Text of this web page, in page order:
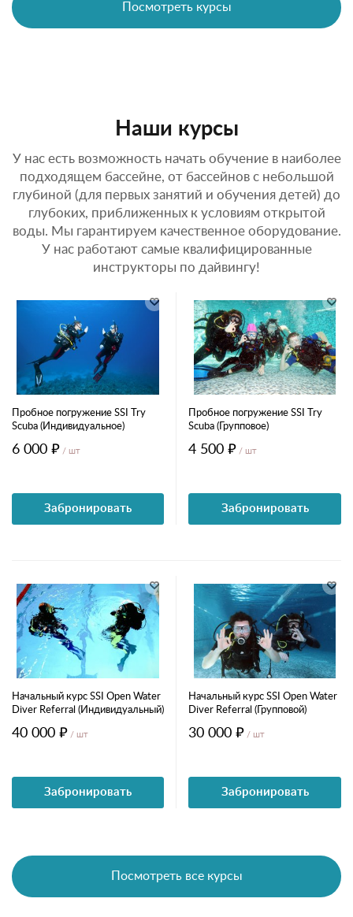
Посмотреть курсы
Наши курсы
У нас есть возможность начать обучение в наиболее
подходящем бассейне, от бассейнов с небольшой
глубиной (для первых занятий и обучения детей) до
глубоких, приближенных к условиям открытой
воды. Мы гарантируем качественное оборудование.
У нас работают самые квалифицированные
инструкторы по дайвингу!
Пробное погружение SSI Try
Scuba (Индивидуальное)
6 000 ₽ / шт
Забронировать
Пробное погружение SSI Try
Scuba (Групповое)
4 500 ₽ / шт
Забронировать
Начальный курс SSI Open Water
Diver Referral (Индивидуальный)
40 000 ₽ / шт
Забронировать
Начальный курс SSI Open Water
Diver Referral (Групповой)
30 000 ₽ / шт
Забронировать
Посмотреть все курсы